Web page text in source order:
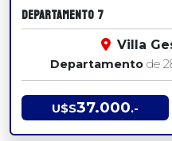
DEPARTAMENTO 7
Villa
Departamentode
U$S37.000.-